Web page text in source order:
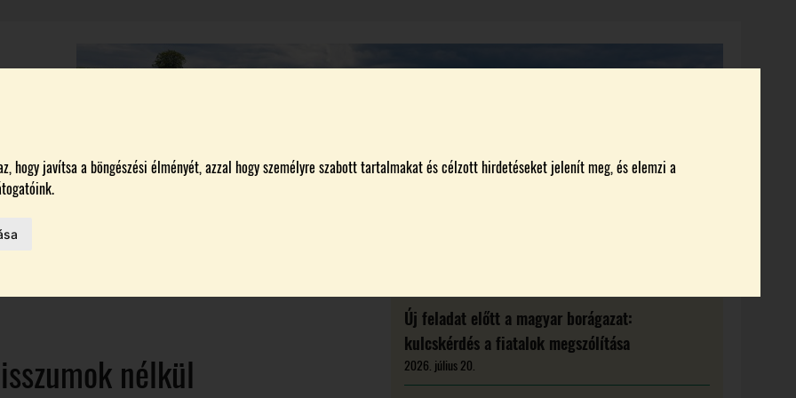
hogy javítsa a böngészési élményét, azzal hogy személyre szabott tartalmakat és célzott hirdetéseket jelenít meg, és elemzi a
BORÁSZATOK MAGYARORSZÁG LEGSZEBB SZŐLŐBIRTOKA 2026 KI KICSODA RENDEZVÉNYEK MAGAZIN
nélkül
Új feladat előtt a magyar borágazat:
kulcskérdés a fiatalok megszólítása
2026. július 20.